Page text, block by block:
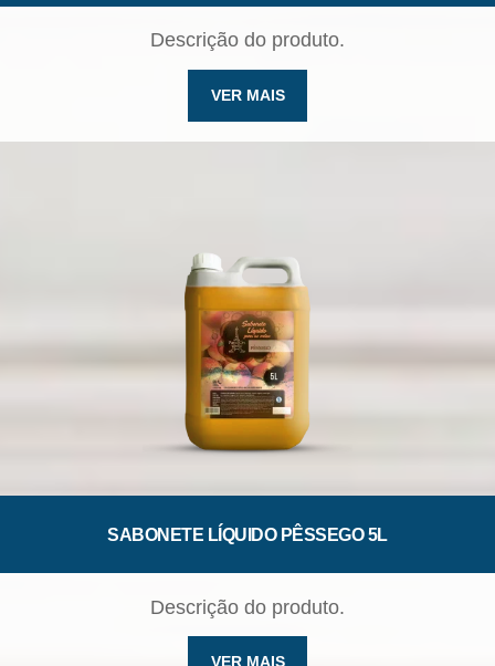
Descrição do produto.
VER MAIS
SABONETE LÍQUIDO PÊSSEGO 5L
Descrição do produto.
VER MAIS